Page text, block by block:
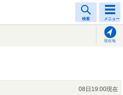
検索 メニュー
現在地
08日19:00現在